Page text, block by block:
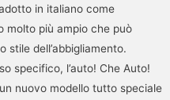
in italiano come
molto più ampio che può
stile dell’abbigliamento.
specifico, l’auto! Che Auto!
nuovo modello tutto speciale